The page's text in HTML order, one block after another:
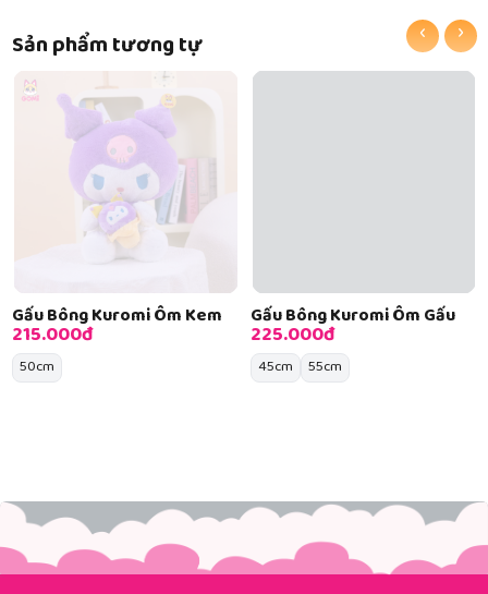
Sản phẩm tương tự
Gấu Bông Kuromi Ôm Kem
215.000đ
50cm
Gấu Bông Kuromi Ôm Gấu
225.000đ
45cm 55cm
‹ ›